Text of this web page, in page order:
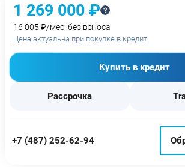
1 269 000 ₽
16 005 ₽/мес. без взноса
Цена актуальна при покупке в кредит
Купить в кредит
Рассрочка
+7 (487) 252-62-94